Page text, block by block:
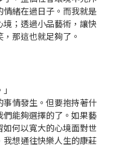
緒在過日子。而我就是
；透過小品藝術，讓快
那這也就足夠了。
情發生。但要抱持著什
能夠選擇的了。如果藝
何以寬大的心境面對世
想通往快樂人生的康莊